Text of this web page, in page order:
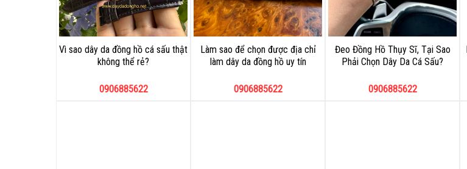
Vì sao dây da đồng hồ cá sấu thật
không thể rẻ?
0906885622
Làm sao để chọn được địa chỉ
làm dây da đồng hồ uy tín
0906885622
Đeo Đồng Hồ Thụy Sĩ, Tại Sao
Phải Chọn Dây Da Cá Sấu?
0906885622